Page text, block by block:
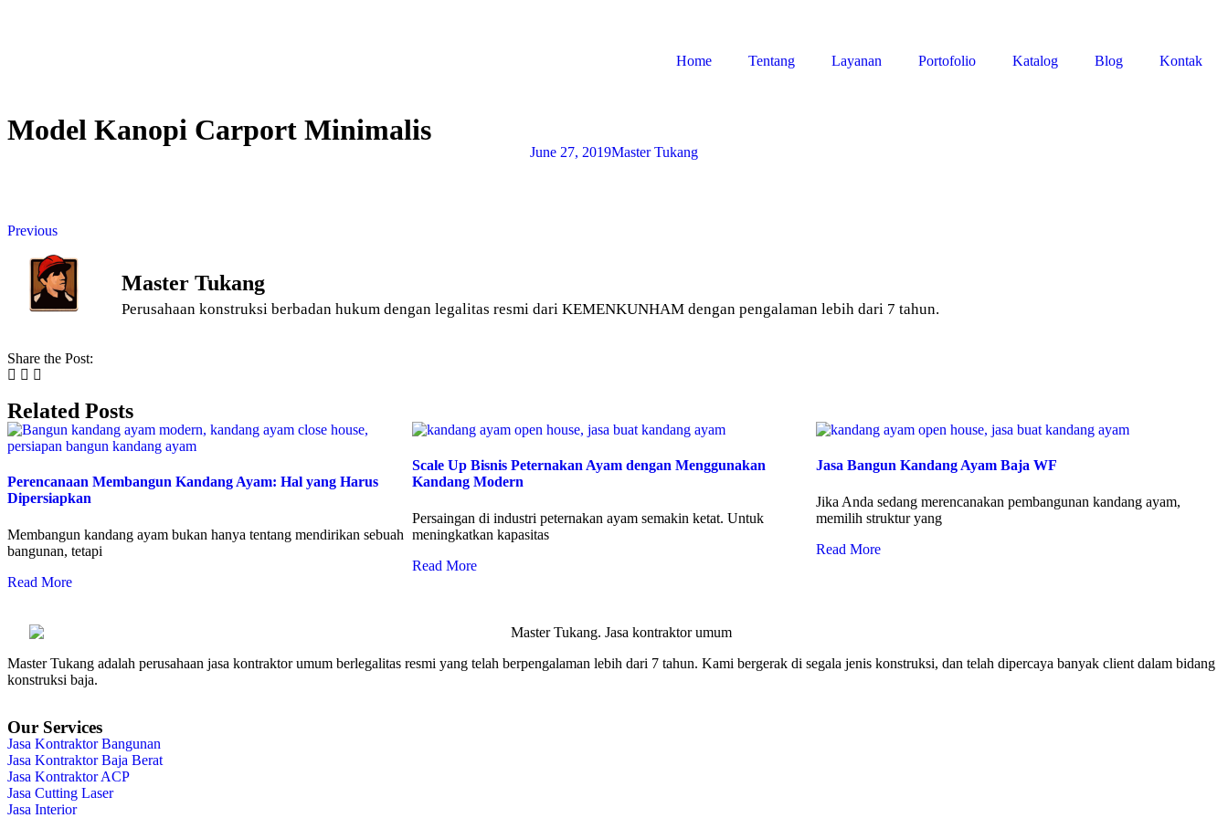
Home Tentang Layanan Portofolio Katalog Blog Kontak
Model Kanopi Carport Minimalis
June 27, 2019Master Tukang
Previous
Master Tukang
Perusahaan konstruksi berbadan hukum dengan legalitas resmi dari KEMENKUNHAM dengan pengalaman lebih dari 7 tahun.
Share the Post:
Related Posts
Perencanaan Membangun Kandang Ayam: Hal yang Harus
Dipersiapkan
Membangun kandang ayam bukan hanya tentang mendirikan sebuah
bangunan, tetapi
Read More
Scale Up Bisnis Peternakan Ayam dengan Menggunakan
Kandang Modern
Persaingan di industri peternakan ayam semakin ketat. Untuk
meningkatkan kapasitas
Read More
Jasa Bangun Kandang Ayam Baja WF
Jika Anda sedang merencanakan pembangunan kandang ayam,
memilih struktur yang
Read More
Master Tukang adalah perusahaan jasa kontraktor umum berlegalitas resmi yang telah berpengalaman lebih dari 7 tahun. Kami bergerak di segala jenis konstruksi, dan telah dipercaya banyak client dalam bidang
konstruksi baja.
Our Services
Jasa Kontraktor Bangunan
Jasa Kontraktor Baja Berat
Jasa Kontraktor ACP
Jasa Cutting Laser
Jasa Interior